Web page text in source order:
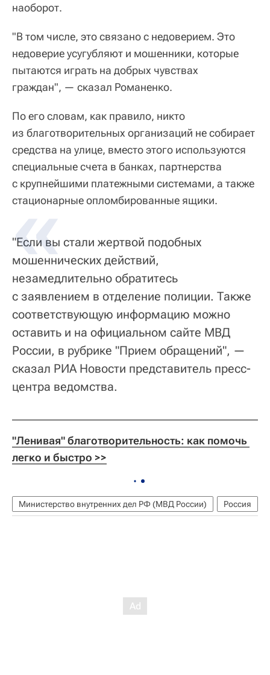
наоборот.
"В том числе, это связано с недоверием. Это
недоверие усугубляют и мошенники, которые
пытаются играть на добрых чувствах
граждан", — сказал Романенко.
По его словам, как правило, никто
из благотворительных организаций не собирает
средства на улице, вместо этого используются
специальные счета в банках, партнерства
с крупнейшими платежными системами, а также
стационарные опломбированные ящики.
"Если вы стали жертвой подобных
мошеннических действий,
незамедлительно обратитесь
с заявлением в отделение полиции. Также
соответствующую информацию можно
оставить и на официальном сайте МВД
России, в рубрике "Прием обращений", —
сказал РИА Новости представитель пресс-
центра ведомства.
"Ленивая" благотворительность: как помочь
легко и быстро >>
Министерство внутренних дел РФ (МВД России) Россия